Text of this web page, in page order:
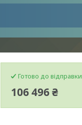
Готово до відправки
106 496 ₴